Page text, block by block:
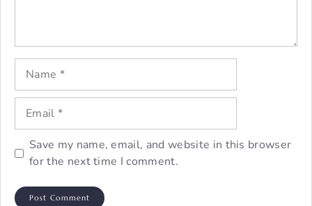
Name
Email
Save my name, email, and website in this browser
for the next time I comment.